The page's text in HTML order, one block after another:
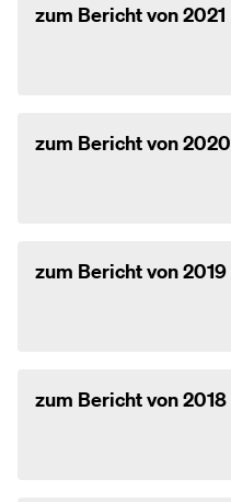
zum Bericht von 2021
zum Bericht von 2020
zum Bericht von 2019
zum Bericht von 2018